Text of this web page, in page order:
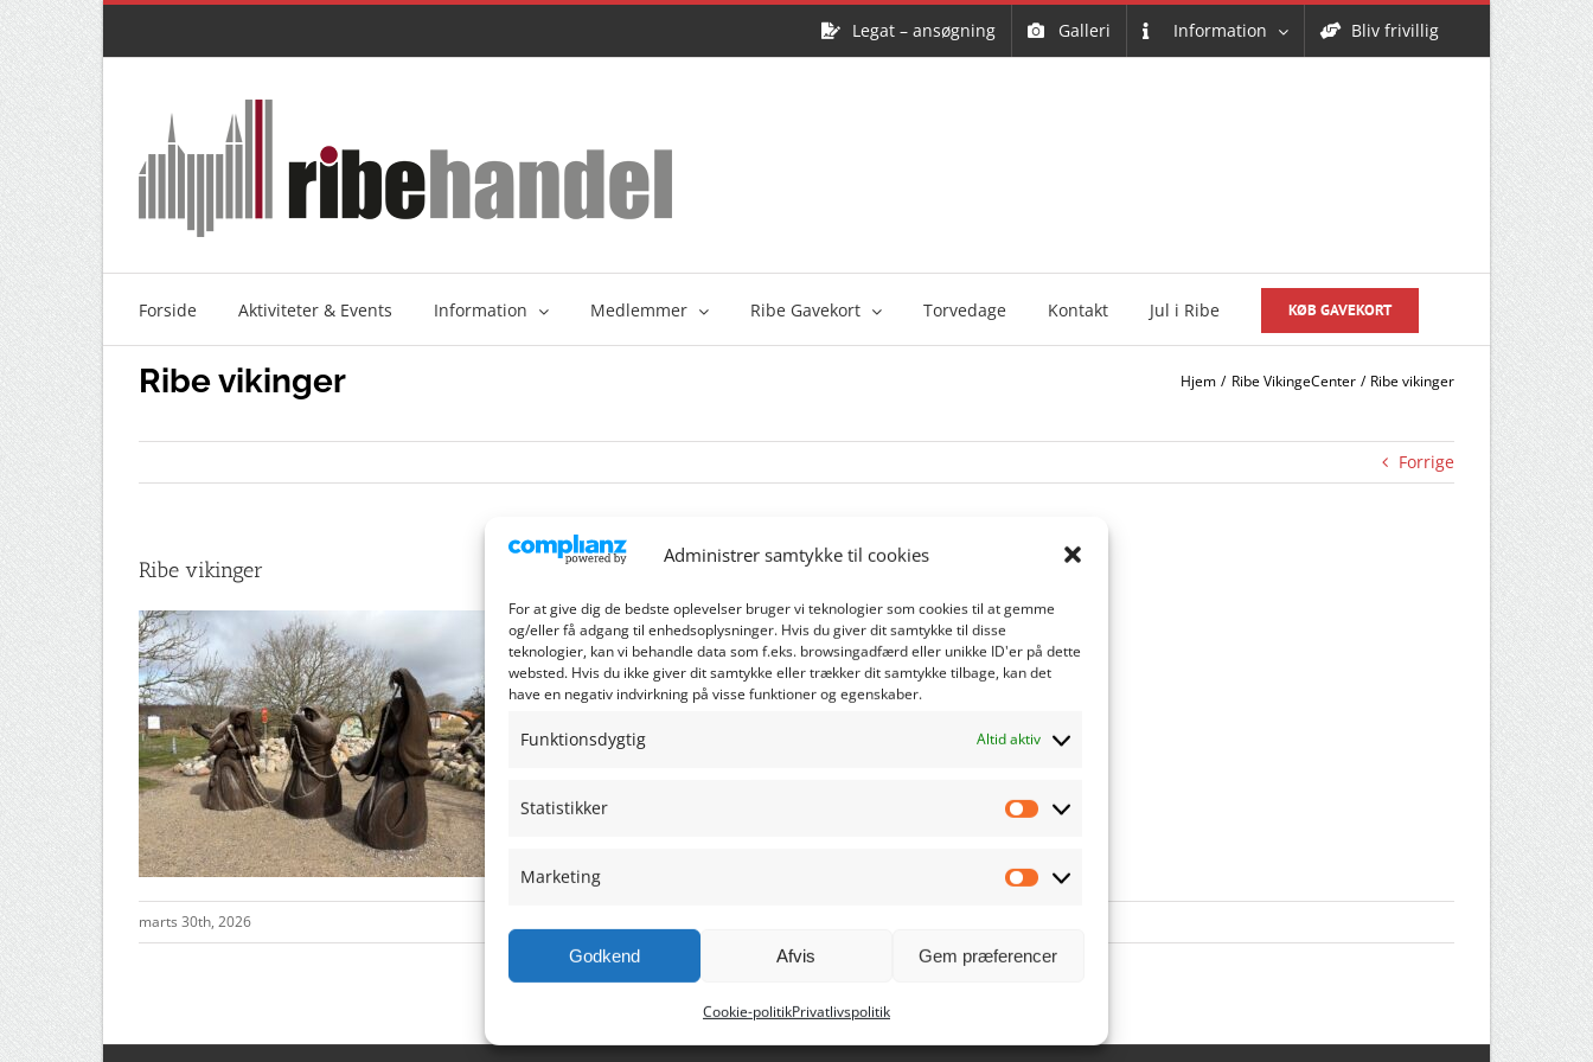
Administrer samtykke til cookies
For at give dig de bedste oplevelser bruger vi teknologier som cookies til at gemme
og/eller få adgang til enhedsoplysninger. Hvis du giver dit samtykke til disse
teknologier, kan vi behandle data som f.eks. browsingadfærd eller unikke ID'er på dette
websted. Hvis du ikke giver dit samtykke eller trækker dit samtykke tilbage, kan det
have en negativ indvirkning på visse funktioner og egenskaber.
Funktionsdygtig Altid aktiv
Statistikker
Marketing
Godkend Afvis Gem præferencer
Cookie-politikPrivatlivspolitik
Skip
Legat – ansøgning Galleri Information Bliv frivillig
Forside Aktiviteter & Events Information Medlemmer Ribe Gavekort Torvedage Kontakt Jul i Ribe KØB GAVEKORT
Ribe vikinger Hjem Ribe VikingeCenter Ribe vikinger
Forrige
Ribe vikinger
marts 30th, 2026